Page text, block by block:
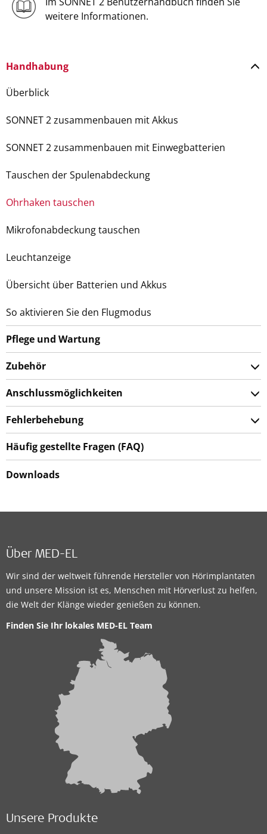
weitere Informationen.
Handhabung
Überblick
SONNET 2 zusammenbauen mit Akkus
SONNET 2 zusammenbauen mit Einwegbatterien
Tauschen der Spulenabdeckung
Ohrhaken tauschen
Mikrofonabdeckung tauschen
Leuchtanzeige
Übersicht über Batterien und Akkus
So aktivieren Sie den Flugmodus
Pflege und Wartung
Zubehör
Anschlussmöglichkeiten
Fehlerbehebung
Häufig gestellte Fragen (FAQ)
Downloads
Über MED-EL
Wir sind der weltweit führende Hersteller von Hörimplantaten
und unsere Mission ist es, Menschen mit Hörverlust zu helfen,
die Welt der Klänge wieder genießen zu können.
Finden Sie Ihr lokales MED-EL Team
Unsere Produkte